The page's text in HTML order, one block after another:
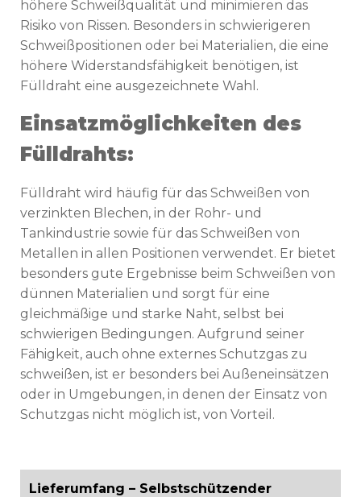
höhere Schweißqualität und minimieren das
Risiko von Rissen. Besonders in schwierigeren
Schweißpositionen oder bei Materialien, die eine
höhere Widerstandsfähigkeit benötigen, ist
Fülldraht eine ausgezeichnete Wahl.
Einsatzmöglichkeiten des
Fülldrahts:
Fülldraht wird häufig für das Schweißen von
verzinkten Blechen, in der Rohr- und
Tankindustrie sowie für das Schweißen von
Metallen in allen Positionen verwendet. Er bietet
besonders gute Ergebnisse beim Schweißen von
dünnen Materialien und sorgt für eine
gleichmäßige und starke Naht, selbst bei
schwierigen Bedingungen. Aufgrund seiner
Fähigkeit, auch ohne externes Schutzgas zu
schweißen, ist er besonders bei Außeneinsätzen
oder in Umgebungen, in denen der Einsatz von
Schutzgas nicht möglich ist, von Vorteil.
Lieferumfang – Selbstschützender